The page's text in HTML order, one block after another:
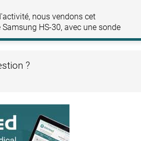
nous vendons cet
HS-30, avec une sonde
et une hautes fréquences
?